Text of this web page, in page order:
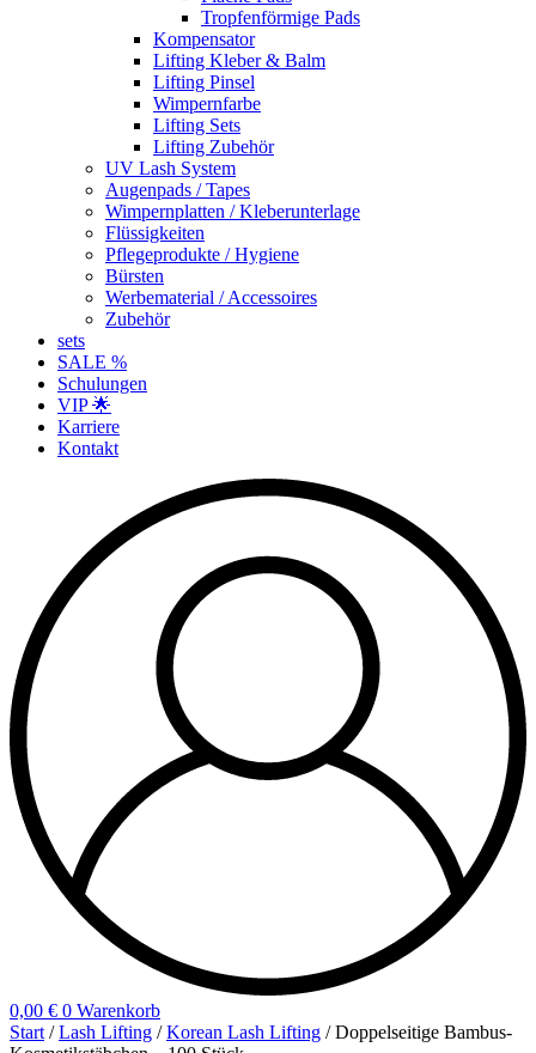
Tropfenförmige Pads
Kompensator
Lifting Kleber & Balm
Lifting Pinsel
Wimpernfarbe
Lifting Sets
Lifting Zubehör
UV Lash System
Augenpads / Tapes
Wimpernplatten / Kleberunterlage
Flüssigkeiten
Pflegeprodukte / Hygiene
Bürsten
Werbematerial / Accessoires
Zubehör
sets
SALE %
Schulungen
VIP 🌟
Karriere
Kontakt
0,00 € 0 Warenkorb
Start /Lash Lifting /Korean Lash Lifting / Doppelseitige Bambus-